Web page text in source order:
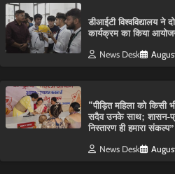
डीआईटी विश्वविद्यालय ने
कार्यक्रम का किया
News Desk
“पीड़ित महिला को किसी
सदैव उनके साथ; शासन-
निस्तारण ही हमारा
News Desk